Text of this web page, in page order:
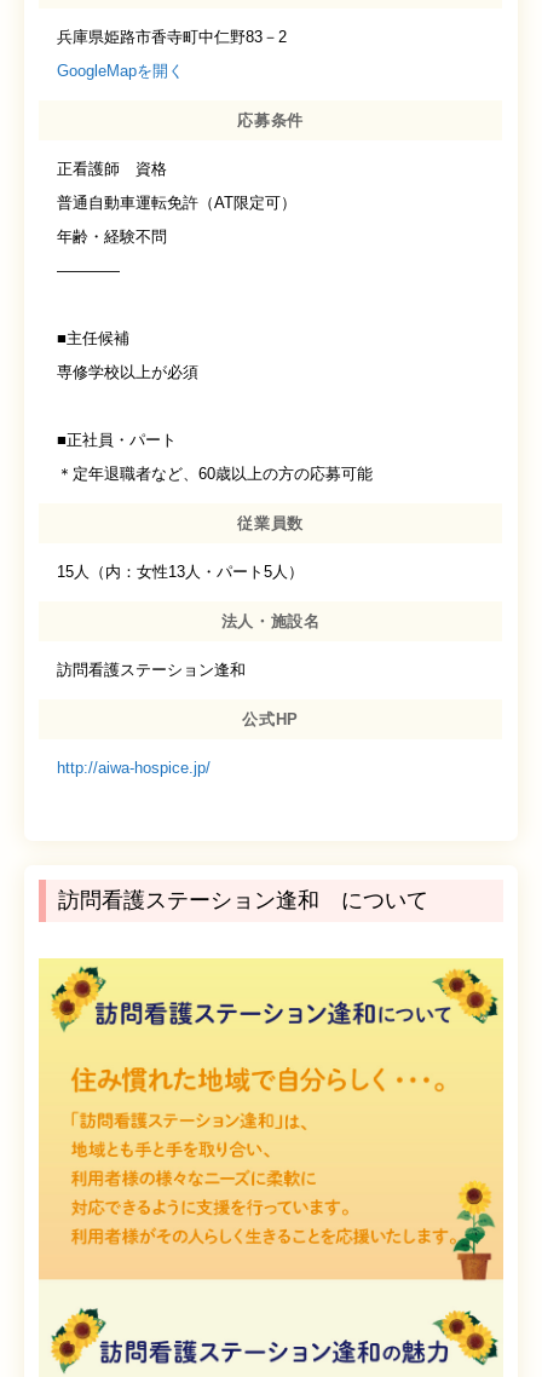
兵庫県姫路市香寺町中仁野83－2
GoogleMapを開く
応募条件
正看護師 資格
普通自動車運転免許（AT限定可）
年齢・経験不問
————
■主任候補
専修学校以上が必須
■正社員・パート
＊定年退職者など、60歳以上の方の応募可能
従業員数
15人（内：女性13人・パート5人）
法人・施設名
訪問看護ステーション逢和
公式HP
http://aiwa-hospice.jp/
訪問看護ステーション逢和 について